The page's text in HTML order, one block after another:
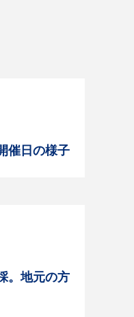
催日の様子
。地元の方